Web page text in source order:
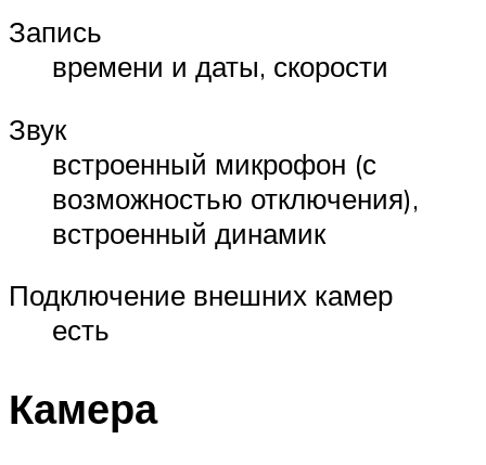
Запись
времени и даты, скорости
Звук
встроенный микрофон (с
возможностью отключения),
встроенный динамик
Подключение внешних камер
есть
Камера